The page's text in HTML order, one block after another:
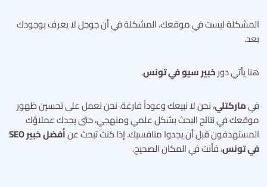
المشكلة ليست في موقعك. المشكلة في أن جوجل لا يعرف بوجودك
بعد.
هنا يأتي دورخبير سيو في تونس.
فيماركتلي، نحن لا نبيعك وعوداً فارغة. نحن نعمل على تحسين ظهور
موقعك في نتائج البحث بشكل علمي ومنهجي، حتى يجدك عملاؤك
المستهدفون قبل أن يجدوا منافسيك. إذا كنت تبحث عن
أفضل خبير SEO
في تونس، فأنت في المكان الصحيح.